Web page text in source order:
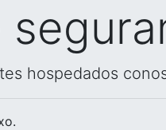
hospedados